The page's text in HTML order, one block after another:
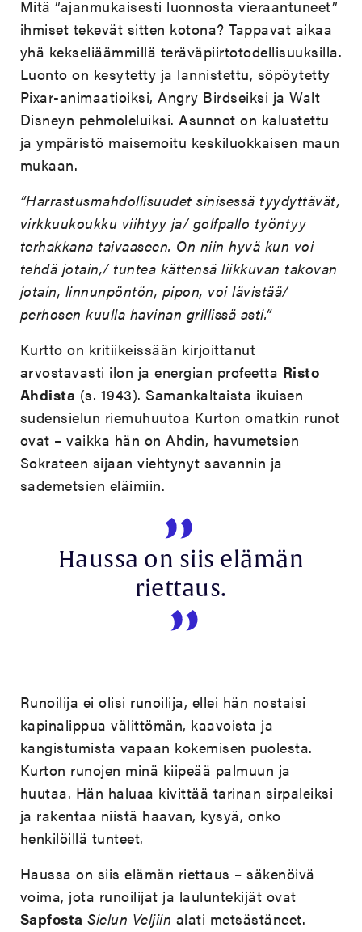
Mitä ”ajanmukaisesti luonnosta vieraantuneet”
ihmiset tekevät sitten kotona? Tappavat aikaa
yhä kekseliäämmillä teräväpiirtotodellisuuksilla.
Luonto on kesytetty ja lannistettu, söpöytetty
Pixar-animaatioiksi, Angry Birdseiksi ja Walt
Disneyn pehmoleluiksi. Asunnot on kalustettu
ja ympäristö maisemoitu keskiluokkaisen maun
mukaan.
”Harrastusmahdollisuudet sinisessä tyydyttävät,
virkkuukoukku viihtyy ja/ golfpallo työntyy
terhakkana taivaaseen. On niin hyvä kun voi
tehdä jotain,/ tuntea kättensä liikkuvan takovan
jotain, linnunpöntön, pipon, voi lävistää/
perhosen kuulla havinan grillissä asti.”
Kurtto on kritiikeissään kirjoittanut
arvostavasti ilon ja energian profeetta Risto
Ahdista (s. 1943). Samankaltaista ikuisen
sudensielun riemuhuutoa Kurton omatkin runot
ovat – vaikka hän on Ahdin, havumetsien
Sokrateen sijaan viehtynyt savannin ja
sademetsien eläimiin.
Haussa on siis elämän
riettaus.
Runoilija ei olisi runoilija, ellei hän nostaisi
kapinalippua välittömän, kaavoista ja
kangistumista vapaan kokemisen puolesta.
Kurton runojen minä kiipeää palmuun ja
huutaa. Hän haluaa kivittää tarinan sirpaleiksi
ja rakentaa niistä haavan, kysyä, onko
henkilöillä tunteet.
Haussa on siis elämän riettaus – säkenöivä
voima, jota runoilijat ja lauluntekijät ovat
Sapfosta Sielun Veljiin alati metsästäneet.